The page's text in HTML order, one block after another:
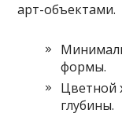
арт-объектами.
формы.
Цветной
глубины.